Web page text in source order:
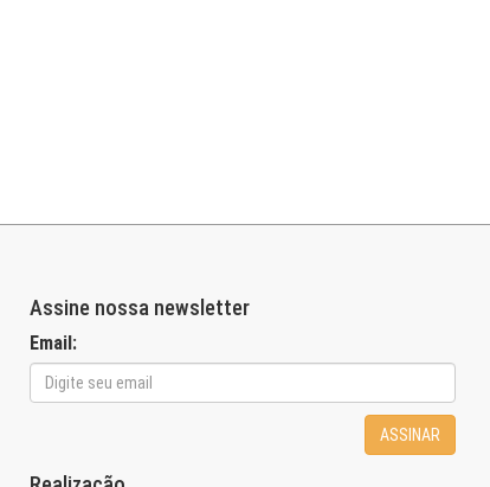
Assine nossa newsletter
Email:
ASSINAR